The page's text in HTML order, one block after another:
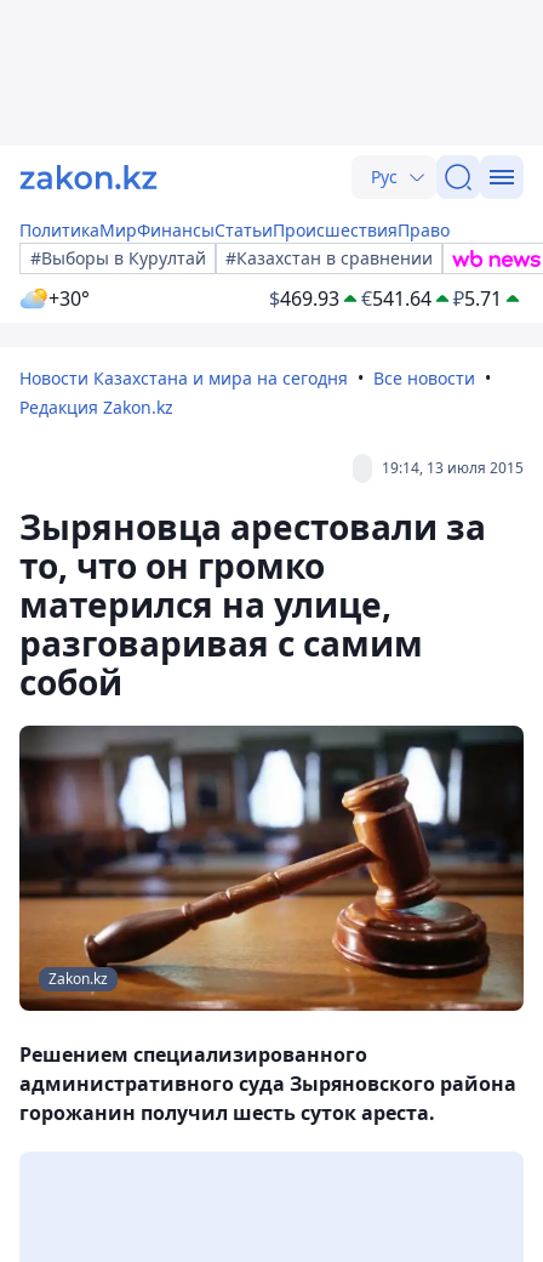
Рус
ПолитикаМирФинансыСтатьиПроисшествияПраво
#Выборы в Курултай
#Казахстан в сравнении
+30° $469.93 €541.64 ₽5.71
Новости Казахстана и мира на сегодня
Все новости
Редакция Zakon.kz
19:14, 13 июля 2015
Зыряновца арестовали за
то, что он громко
матерился на улице,
разговаривая с самим
собой
Zakon.kz
Решением специализированного
административного суда Зыряновского района
горожанин получил шесть суток ареста.